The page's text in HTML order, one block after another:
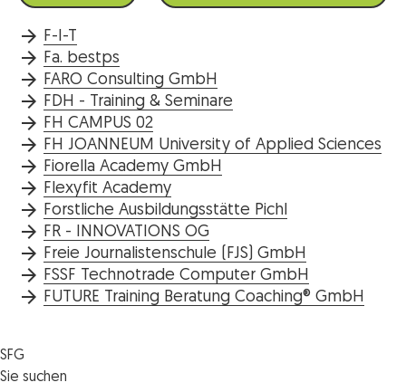
F-I-T
Fa. bestps
FARO Consulting GmbH
FDH - Training & Seminare
FH CAMPUS 02
FH JOANNEUM University of Applied Sciences
Fiorella Academy GmbH
Flexyfit Academy
Forstliche Ausbildungsstätte Pichl
FR - INNOVATIONS OG
Freie Journalistenschule (FJS) GmbH
FSSF Technotrade Computer GmbH
FUTURE Training Beratung Coaching® GmbH
SFG
Die SFG
Sie suchen